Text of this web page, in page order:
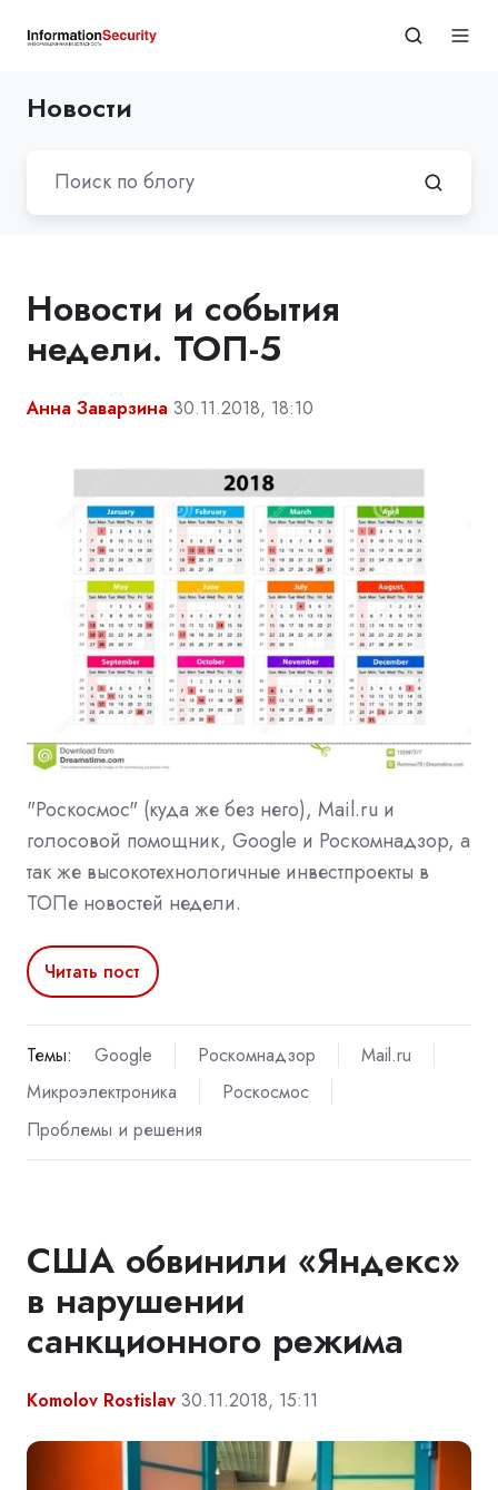
Новости
Новости и события
недели. ТОП-5
Анна Заварзина 30.11.2018, 18:10
"Роскосмос" (куда же без него), Mail.ru и
голосовой помощник, Google и Роскомнадзор, а
так же высокотехнологичные инвестпроекты в
ТОПе новостей недели.
Читать пост
Темы: Google Роскомнадзор
Mail.ru
Микроэлектроника
Роскосмос
Проблемы и решения
США обвинили «Яндекс»
в нарушении
санкционного режима
Komolov Rostislav 30.11.2018, 15:11